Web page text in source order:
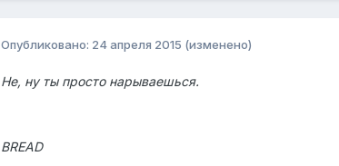
Опубликовано: 24 апреля 2015 (изменено)
Не, ну ты просто нарываешься.
BREAD